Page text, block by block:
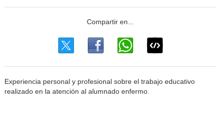
Experiencia personal y profesional sobre el trabajo educativo
realizado en la atención al alumnado enfermo.